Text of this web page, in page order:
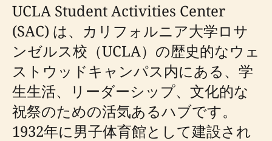
UCLA Student Activities Center
(SAC) は、カリフォルニア大学ロサ
ンゼルス校（UCLA）の歴史的なウェ
ストウッドキャンパス内にある、学
生生活、リーダーシップ、文化的な
祝祭のための活気あるハブです。
1932年に男子体育館として建設され